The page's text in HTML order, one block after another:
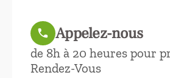
call Appelez-nous
de 8h à 20 heures pour
Rendez-Vous